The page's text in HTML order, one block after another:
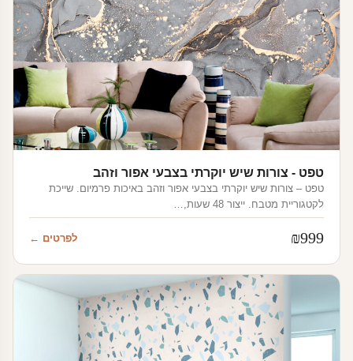
טפט - צורות שיש יוקרתי בצבעי אפור וזהב
טפט – צורות שיש יוקרתי בצבעי אפור וזהב באיכות פרמיום. שייכת
לקטגוריית מטבח. ייצור 48 שעות,…
₪999 לפרטים ←